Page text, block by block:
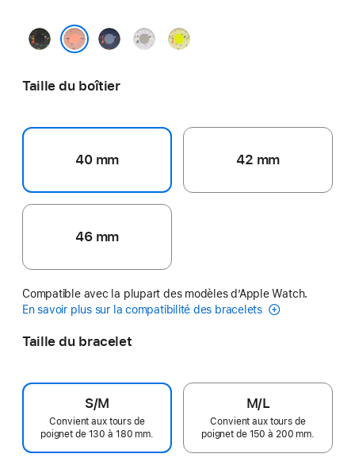
Noir
Blue
Gris
Volt
Taille du boîtier
40 mm 42 mm
46 mm
Compatible avec la plupart des modèles d’Apple Watch.
En savoir plus sur la compatibilité des bracelets
Taille du bracelet
S/M
Convient aux tours de
poignet de 130 à 180 mm.
M/L
Convient aux tours de
poignet de 150 à 200 mm.